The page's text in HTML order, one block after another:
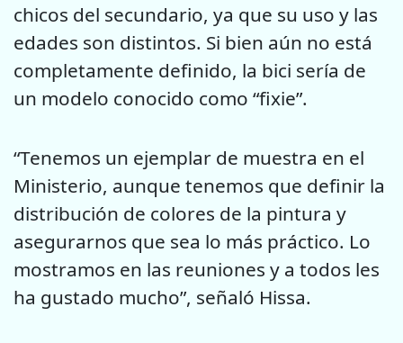
chicos del secundario, ya que su uso y las
edades son distintos. Si bien aún no está
completamente definido, la bici sería de
un modelo conocido como “fixie”.
“Tenemos un ejemplar de muestra en el
Ministerio, aunque tenemos que definir la
distribución de colores de la pintura y
asegurarnos que sea lo más práctico. Lo
mostramos en las reuniones y a todos les
ha gustado mucho”, señaló Hissa.